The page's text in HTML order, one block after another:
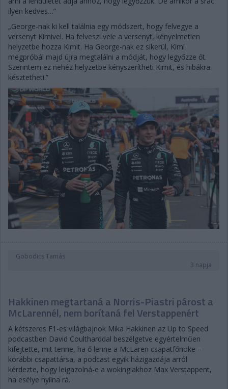
ilyen kedves…”
„George-nak ki kell találnia egy módszert, hogy felvegye a
versenyt Kimivel. Ha felveszi vele a versenyt, kényelmetlen
helyzetbe hozza Kimit. Ha George-nak ez sikerül, Kimi
megpróbál majd újra megtalálni a módját, hogy legyőzze őt.
Szerintem ez nehéz helyzetbe kényszerítheti Kimit, és hibákra
késztetheti.”
Gobodics Tamás
3 napja
Hakkinen megtartaná a Norris-Piastri párost a
McLarennél, nem borítaná fel Verstappenért
A kétszeres F1-es világbajnok Mika Hakkinen az Up to Speed
podcastben David Coultharddal beszélgetve egyértelműen
kifejtette, mit tenne, ha ő lenne a McLaren csapatfőnöke –
korábbi csapattársa, a podcast egyik házigazdája arról
kérdezte, hogy leigazolná-e a wokingiakhoz Max Verstappent,
ha esélye nyílna rá.